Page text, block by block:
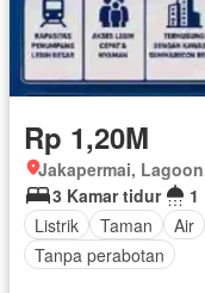
Rp 1,20M
Jakapermai,
3 Kamar tidur
1
Listrik
Taman Air
Tanpa perabotan